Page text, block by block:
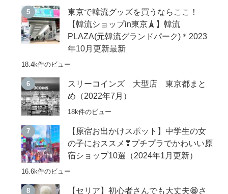
東京で韓流グッズを買うならここ！
【韓流ショップin東京🗼】韓流
PLAZA(元韓流グランドパーク)＊2023
年10月更新最新
18.4k件のビュー
スリーコインズ 大型店 東京都まと
め（2022年7月）
18k件のビュー
【原宿お出かけスポット】中学生の女
の子におススメ❣プチプラでかわいい原
宿ショップ10選（2024年1月更新）
16.6k件のビュー
【セリア】初心者さんでも大丈夫😁さ